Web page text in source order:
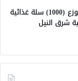
الهلال الأحمر السوداني يوزع (1000) سلة غذائية
شرق النيل